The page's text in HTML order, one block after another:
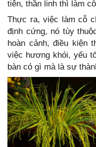
tiên, thần linh thì làm
Thực ra, việc làm cỗ
định cứng, nó tùy
hoàn cảnh, điều kiện
việc hương khói, yếu
bàn có gì mà là sự